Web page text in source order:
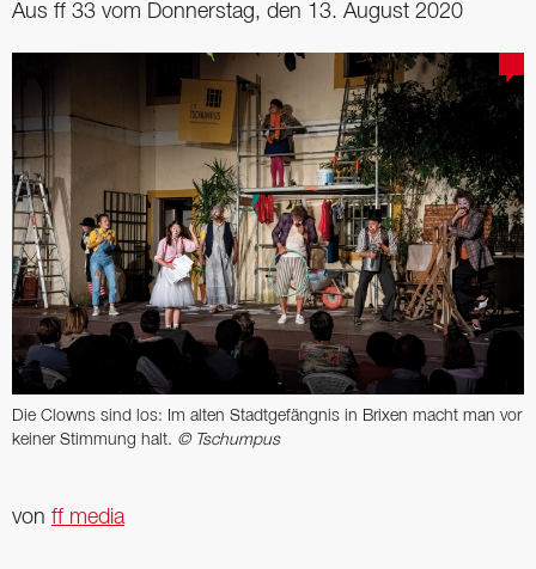
Aus ff 33 vom Donnerstag, den 13. August 2020
Die Clowns sind los: Im alten Stadtgefängnis in Brixen macht man vor
keiner Stimmung halt. © Tschumpus
von ff media